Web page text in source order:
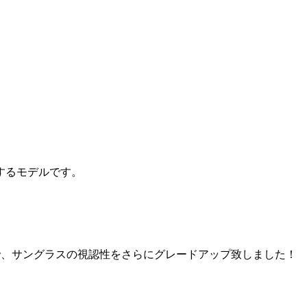
モデルです。
ングラスの視認性をさらにグレードアップ致しました！